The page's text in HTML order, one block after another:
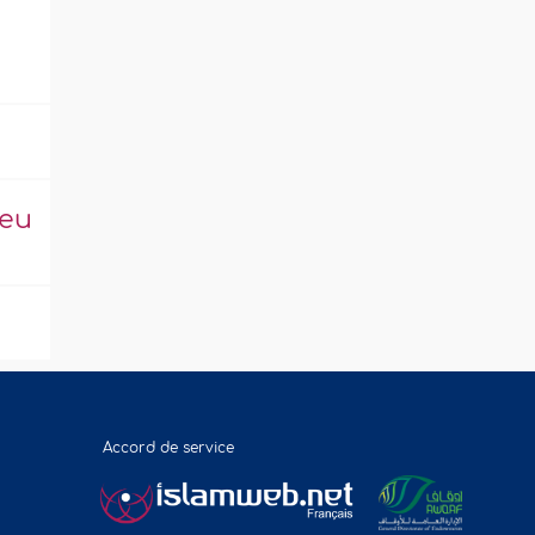
Accord de service